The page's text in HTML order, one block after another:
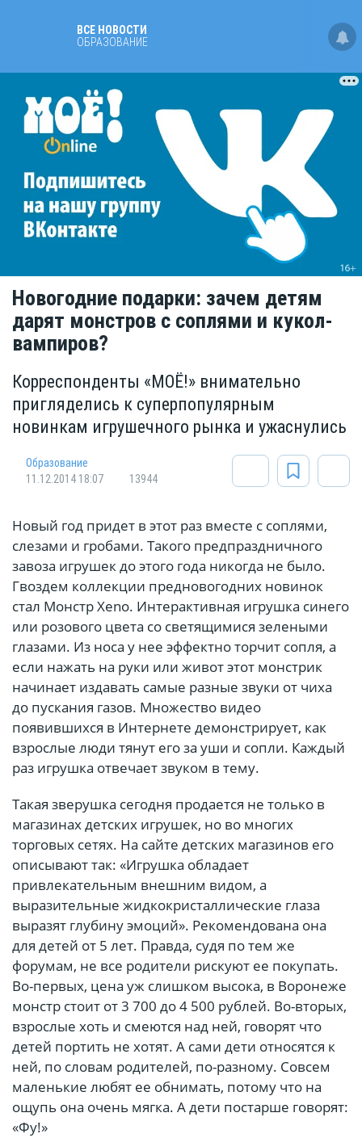
ВСЕ НОВОСТИ
OБРАЗОВАНИЕ
Новогодние подарки: зачем детям
дарят монстров с соплями и кукол-
вампиров?
Корреспонденты «МОЁ!» внимательно
пригляделись к суперпопулярным
новинкам игрушечного рынка и ужаснулись
Oбразование
11.12.2014 18:07
13944
Новый год придет в этот раз вместе с соплями,
слезами и гробами. Такого предпраздничного
завоза игрушек до этого года никогда не было.
Гвоздем коллекции предновогодних новинок
стал Монстр Xeno. Интерактивная игрушка синего
или розового цвета со светящимися зелеными
глазами. Из носа у нее эффектно торчит сопля, а
если нажать на руки или живот этот монстрик
начинает издавать самые разные звуки от чиха
до пускания газов. Множество видео
появившихся в Интернете демонстрирует, как
взрослые люди тянут его за уши и сопли. Каждый
раз игрушка отвечает звуком в тему.
Такая зверушка сегодня продается не только в
магазинах детских игрушек, но во многих
торговых сетях. На сайте детских магазинов его
описывают так: «Игрушка обладает
привлекательным внешним видом, а
выразительные жидкокристаллические глаза
выразят глубину эмоций». Рекомендована она
для детей от 5 лет. Правда, судя по тем же
форумам, не все родители рискуют ее покупать.
Во-первых, цена уж слишком высока, в Воронеже
монстр стоит от 3 700 до 4 500 рублей. Во-вторых,
взрослые хоть и смеются над ней, говорят что
детей портить не хотят. А сами дети относятся к
ней, по словам родителей, по-разному. Совсем
маленькие любят ее обнимать, потому что на
ощупь она очень мягка. А дети постарше говорят:
«Фу!»